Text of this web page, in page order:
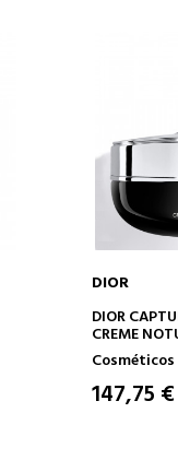
DIOR
DIOR
CREME
ROSTO -
FIRMEZA
147,75 €